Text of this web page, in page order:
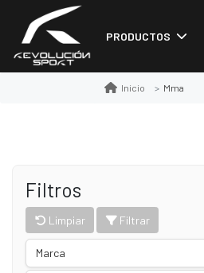
PRODUCTOS
Inicio Mma
Filtros
Limpiar Filtrar
Marca